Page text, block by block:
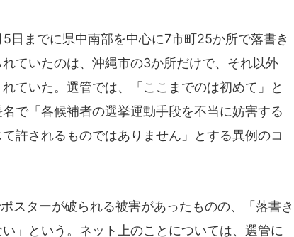
日までに県中南部を中心に7市町25か所で落書き
ていたのは、沖縄市の3か所だけで、それ以外
ていた。選管では、「ここまでのは初めて」と
で「各候補者の選挙運動手段を不当に妨害する
許されるものではありません」とする異例のコ
スターが破られる被害があったものの、「落書き
」という。ネット上のことについては、選管に